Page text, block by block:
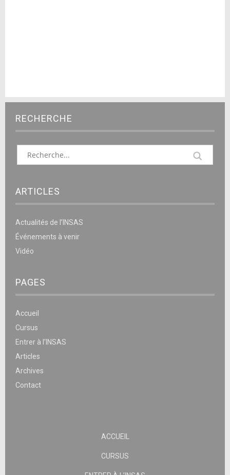
RECHERCHE
ARTICLES
Actualités de l’INSAS
Événements à venir
Vidéo
PAGES
Accueil
Cursus
Entrer à l’INSAS
Articles
Archives
Contact
ACCUEIL
CURSUS